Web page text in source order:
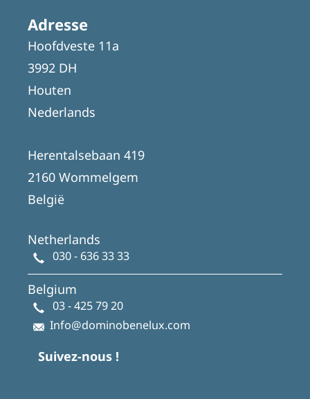
Adresse
Hoofdveste 11a
3992 DH
Houten
Nederlands
Herentalsebaan 419
2160 Wommelgem
België
Netherlands
030 - 636 33 33
Belgium
03 - 425 79 20
Info@dominobenelux.com
Suivez-nous !